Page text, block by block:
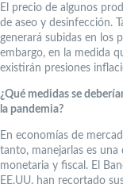
El precio de algunos
de aseo y desinfección.
generará subidas en los
embargo, en la medida
existirán presiones
¿Qué medidas se
la pandemia?
En economías de
tanto, manejarlas es
monetaria y fiscal. El
EE.UU. han recortado